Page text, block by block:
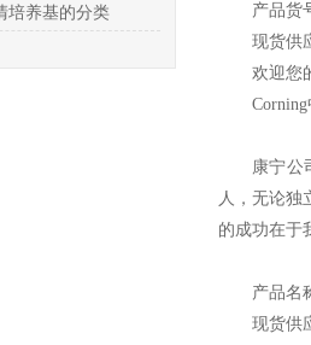
培养基的分类
产品货
现货供
欢迎
Corning
康宁公
人，无论独
的成功在于
产品名
现货供